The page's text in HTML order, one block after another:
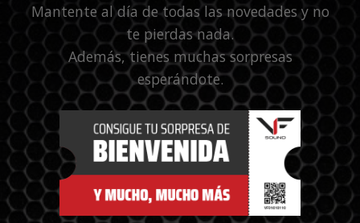
Mantente al día de todas las novedades y no
te pierdas nada.
Además, tienes muchas sorpresas
esperándote.